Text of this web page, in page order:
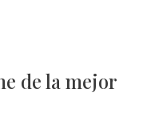
de la mejor